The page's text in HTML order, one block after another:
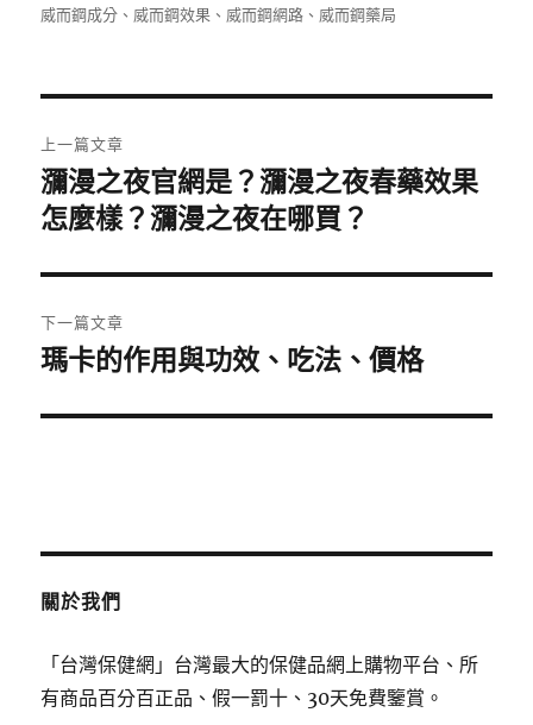
日
威而鋼成分 、 威而鋼效果 、 威而鋼網路 、 威而鋼藥局
章
導
覽
上一篇文章
上
一
文
章:
瀰漫之夜官網是？瀰漫之夜春藥效果
怎麼樣？瀰漫之夜在哪買？
下一篇文章
下
篇
瑪卡的作用與功效、吃法、價格
關於我們
「台灣保健網」台灣最大的保健品網上購物平台、所
有商品百分百正品、假一罰十、30天免費鑒賞。